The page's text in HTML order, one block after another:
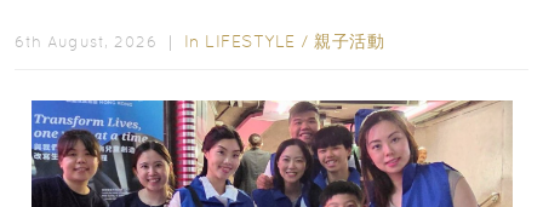
6th August, 2026 ｜ In LIFESTYLE / 親子活動